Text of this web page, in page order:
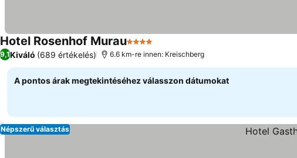
Hotel Rosenhof Murau4 Kategória
9,1Kiváló (689 értékelés) 6.6 km-re innen: Kreischberg
A pontos árak megtekintéséhez válasszon dátumokat
Népszerű választás